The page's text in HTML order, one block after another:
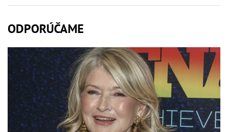
ODPORÚČAME